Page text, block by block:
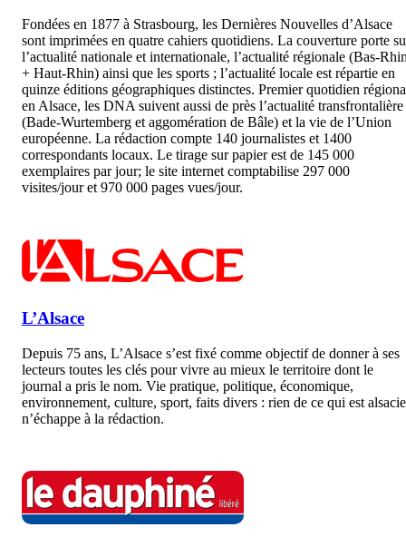
Fondées en 1877 à Strasbourg, les Dernières Nouvelles d’Alsace
sont imprimées en quatre cahiers quotidiens. La couverture porte
l’actualité nationale et internationale, l’actualité régionale (Bas-
+ Haut-Rhin) ainsi que les sports ; l’actualité locale est répartie en
quinze éditions géographiques distinctes. Premier quotidien
en Alsace, les DNA suivent aussi de près l’actualité transfrontalière
(Bade-Wurtemberg et aggomération de Bâle) et la vie de l’Union
européenne. La rédaction compte 140 journalistes et 1400
correspondants locaux. Le tirage sur papier est de 145 000
exemplaires par jour; le site internet comptabilise 297 000
visites/jour et 970 000 pages vues/jour.
L’Alsace
Depuis 75 ans, L’Alsace s’est fixé comme objectif de donner à ses
lecteurs toutes les clés pour vivre au mieux le territoire dont le
journal a pris le nom. Vie pratique, politique, économique,
environnement, culture, sport, faits divers : rien de ce qui est
n’échappe à la rédaction.